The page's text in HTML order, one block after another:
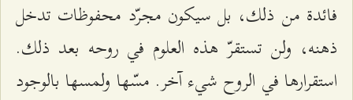
فائدة من ذلك، بل سيكون مجرّد محفوظات تدخل
ذهنه، ولن تستقرّ هذه العلوم في روحه بعد ذلك.
استقرارها في الروح شيء آخر. مسّها ولمسها بالوجود